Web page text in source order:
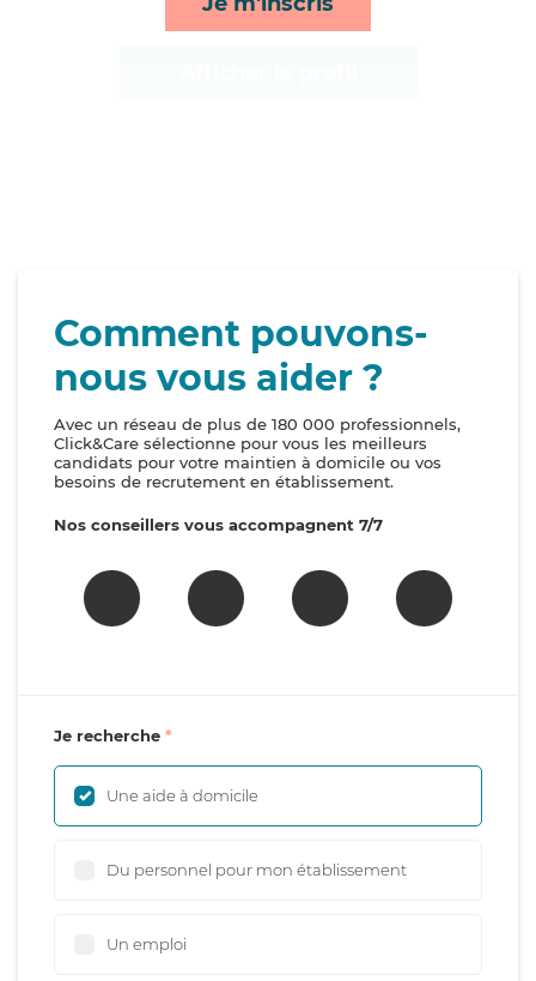
Comment pouvons-
nous vous aider ?
Avec un réseau de plus de 180 000 professionnels,
Click&Care sélectionne pour vous les meilleurs
candidats pour votre maintien à domicile ou vos
besoins de recrutement en établissement.
Nos conseillers vous accompagnent 7/7
Je recherche
Une aide à domicile
Du personnel pour mon établissement
Un emploi